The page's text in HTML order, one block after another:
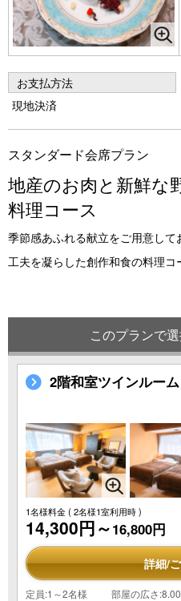
お支払方法
現地決済
スタンダード会席プラン
地産のお肉と新鮮な
料理コース
季節感あふれる献立をご用意して
工夫を凝らした創作和食の料理コ
このプランで
2階和室ツインルーム
1名様料金( 2名様1室利用時 )
14,300円～16,800円
詳細/
定員:1～2名様
部屋の広さ